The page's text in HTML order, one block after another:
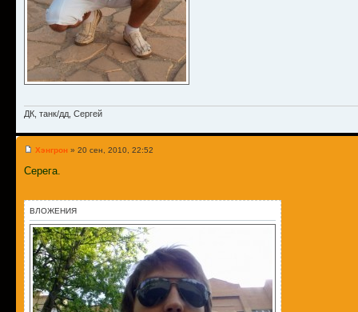
ДК, танк/дд, Сергей
Хэнгрон » 20 сен, 2010, 22:52
Серега.
ВЛОЖЕНИЯ